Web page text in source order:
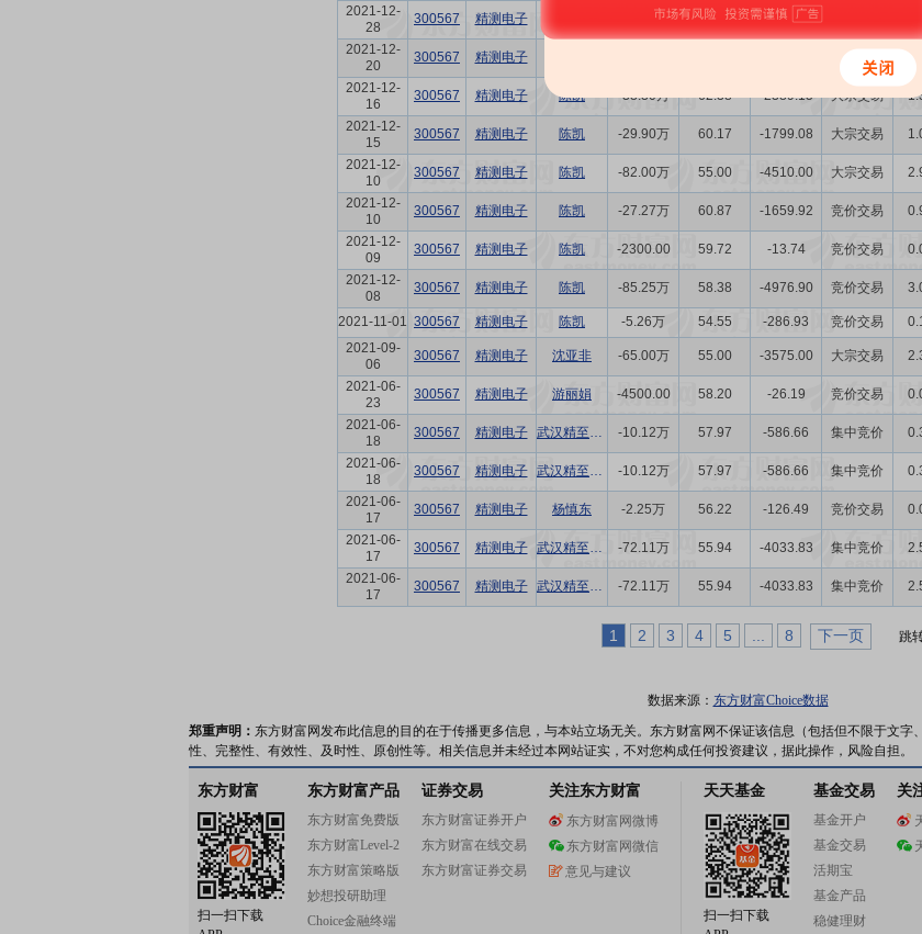
2021-12-
28
300567 精测电子 -17.70万 67.36 -1192.27
2021-12-
20
300567 精测电子 竞价交易
2021-12-
16
300567 精测电子 陈凯 -38.30万 62.38 -2389.15 大宗交易
2021-12-
15
300567 精测电子 陈凯 -29.90万 60.17 -1799.08 大宗交易
2021-12-
10
300567 精测电子 陈凯 -82.00万 55.00 -4510.00 大宗交易
2021-12-
10
300567 精测电子 陈凯 -27.27万 60.87 -1659.92 竞价交易
2021-12-
09
300567 精测电子 陈凯 -2300.00 59.72 -13.74 竞价交易
2021-12-
08
300567 精测电子 陈凯 -85.25万 58.38 -4976.90 竞价交易
2021-11-01 300567 精测电子 陈凯 -5.26万 54.55 -286.93 竞价交易
2021-09-
06
300567 精测电子 沈亚非 -65.00万 55.00 -3575.00 大宗交易
2021-06-
23
300567 精测电子 游丽娟 -4500.00 58.20 -26.19 竞价交易
2021-06-
18
300567 精测电子 武汉精至投资中心(有限合伙) -10.12万 57.97 -586.66 集中竞价
2021-06-
18
300567 精测电子 武汉精至投资中心(有限合伙) -10.12万 57.97 -586.66 集中竞价
2021-06-
17
300567 精测电子 杨慎东 -2.25万 56.22 -126.49 竞价交易
2021-06-
17
300567 精测电子 武汉精至投资中心(有限合伙) -72.11万 55.94 -4033.83 集中竞价
2021-06-
17
300567 精测电子 武汉精至投资中心(有限合伙) -72.11万 55.94 -4033.83 集中竞价
1 2 3 4 5 8 下一页 跳
数据来源： 东方财富Choice数据
郑重声明： 东方财富网发布此信息的目的在于传播更多信息，与本站立场无关。东方财富网不保证该信息（包括但不限于文
性、完整性、有效性、及时性、原创性等。相关信息并未经过本网站证实，不对您构成任何投资建议，据此操作，风险自担。
东方财富
扫一扫下载
东方财富产品
东方财富免费版
东方财富Level-2
东方财富策略版
妙想投研助理
Choice金融终端
证券交易
东方财富证券开户
东方财富在线交易
东方财富证券交易
关注东方财富
东方财富网微博
东方财富网微信
意见与建议
天天基金
扫一扫下载
基金交易
基金开户
基金交易
活期宝
基金产品
稳健理财
关